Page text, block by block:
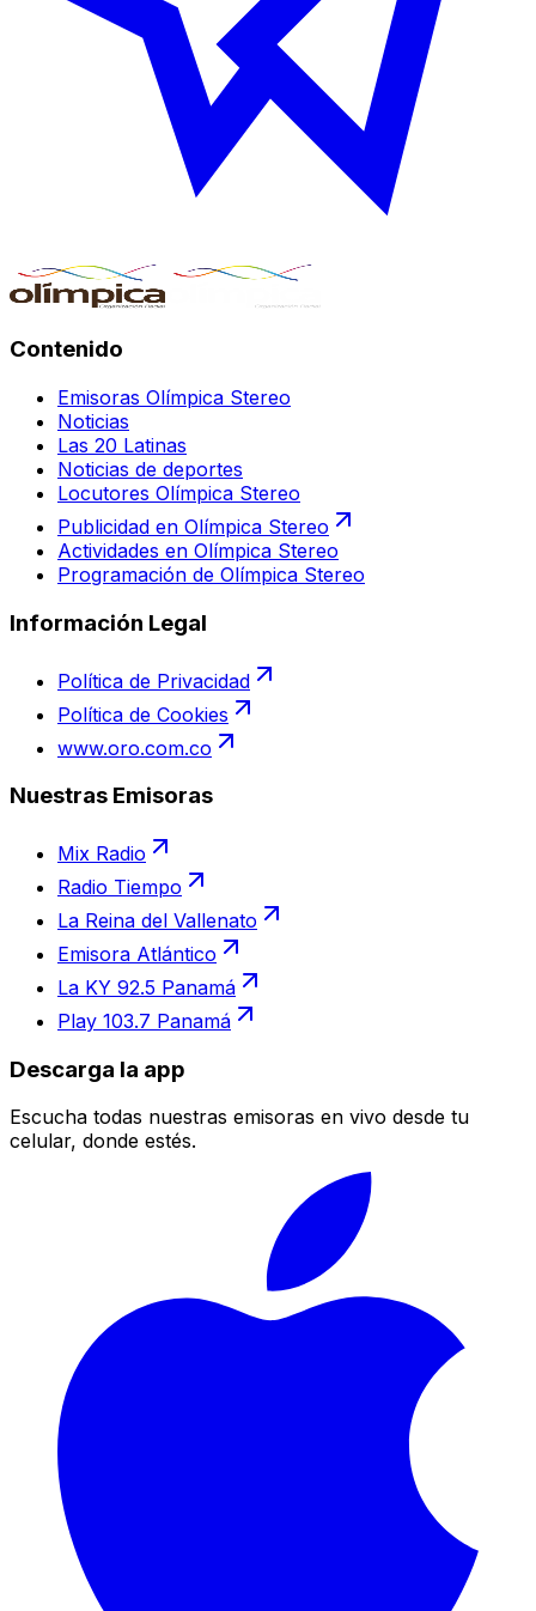
Contenido
Emisoras Olímpica Stereo
Noticias
Las 20 Latinas
Noticias de deportes
Locutores Olímpica Stereo
Publicidad en Olímpica Stereo
Actividades en Olímpica Stereo
Programación de Olímpica Stereo
Información Legal
Política de Privacidad
Política de Cookies
www.oro.com.co
Nuestras Emisoras
Mix Radio
Radio Tiempo
La Reina del Vallenato
Emisora Atlántico
La KY 92.5 Panamá
Play 103.7 Panamá
Descarga la app
Escucha todas nuestras emisoras en vivo desde tu
celular, donde estés.